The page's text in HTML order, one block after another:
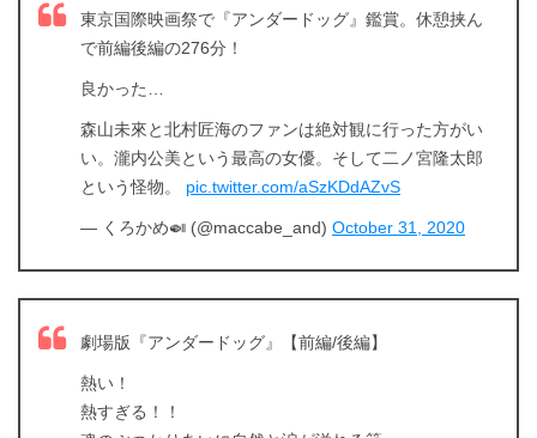
東京国際映画祭で『アンダードッグ』鑑賞。休憩挟ん
で前編後編の276分！
良かった…
森山未來と北村匠海のファンは絶対観に行った方がい
い。瀧内公美という最高の女優。そして二ノ宮隆太郎
という怪物。 pic.twitter.com/aSzKDdAZvS
— くろかめ🍛 (@maccabe_and) October 31, 2020
劇場版『アンダードッグ』【前編/後編】
熱い！
熱すぎる！！